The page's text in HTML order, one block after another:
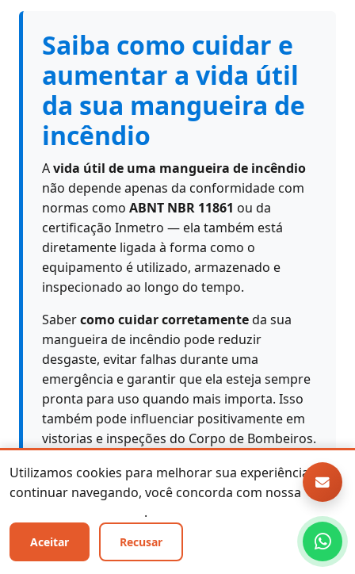
Saiba como cuidar e
aumentar a vida útil
da sua mangueira de
incêndio
Avida útil de uma mangueira de incêndio
não depende apenas da conformidade com
normas como ABNT NBR 11861 ou da
certificação Inmetro — ela também está
diretamente ligada à forma como o
equipamento é utilizado, armazenado e
inspecionado ao longo do tempo.
Sabercomo cuidar corretamenteda sua
mangueira de incêndio pode reduzir
desgaste, evitar falhas durante uma
emergência e garantir que ela esteja sempre
pronta para uso quando mais importa. Isso
também pode influenciar positivamente em
vistorias e inspeções do Corpo de Bombeiros.
Para acessar um guia completo comdicas
práticas de conservação, inspeção e
nossa página especializada:
Utilizamos cookies para melhorar sua experiência. Ao
continuar navegando, você concorda com nossa
.
Aceitar Recusar